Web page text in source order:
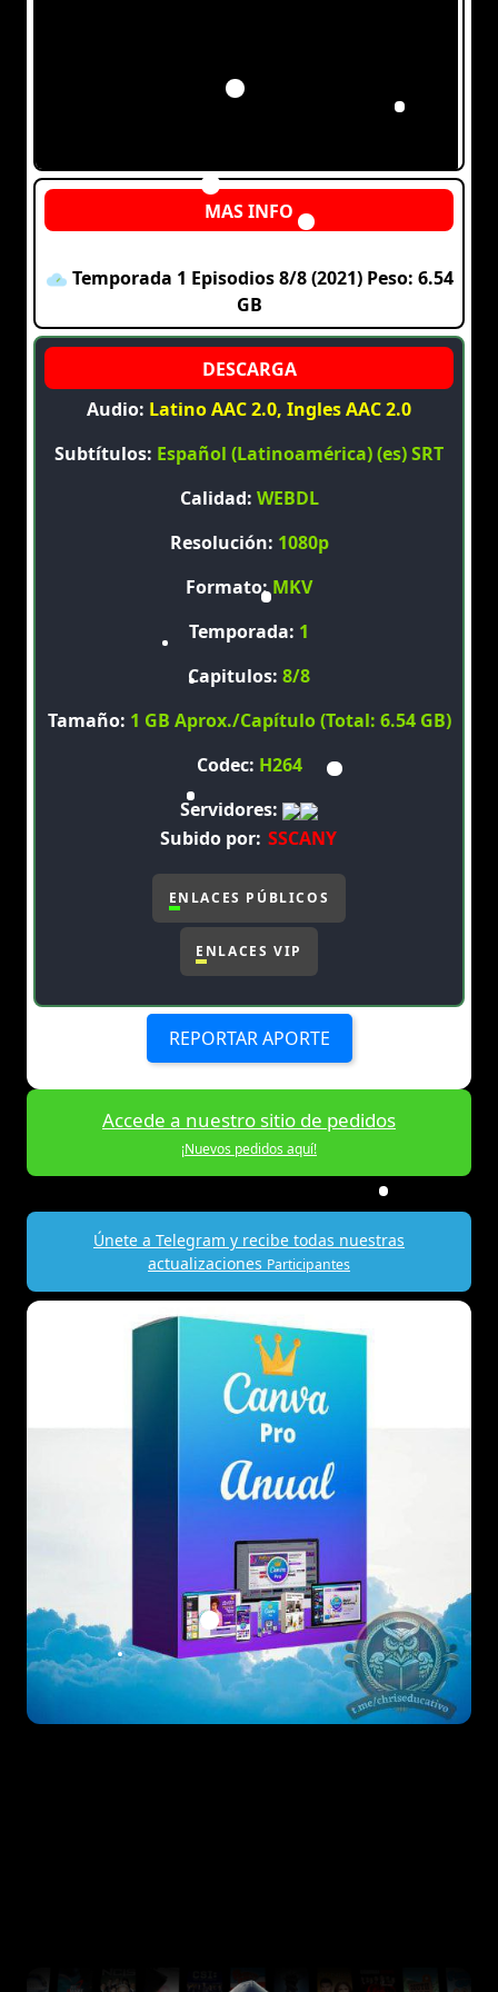
Temporada 1 Episodios 8/8 (2021) Peso: 6.54
GB
Audio: Latino AAC 2.0, Ingles AAC 2.0
Subtítulos: Español (Latinoamérica) (es) SRT
Calidad: WEBDL
Resolución: 1080p
Formato:MKV
Temporada: 1
Capitulos: 8/8
Tamaño: 1 GB Aprox./Capítulo (Total: 6.54 GB)
Codec: H264
Servidores:
Subido por: SSCANY
ENLACES PÚBLICOS
ENLACES VIP
REPORTAR APORTE
Accede a nuestro sitio de pedidos
¡Nuevos pedidos aquí!
Únete a Telegram y recibe todas nuestras
actualizaciones Participantes